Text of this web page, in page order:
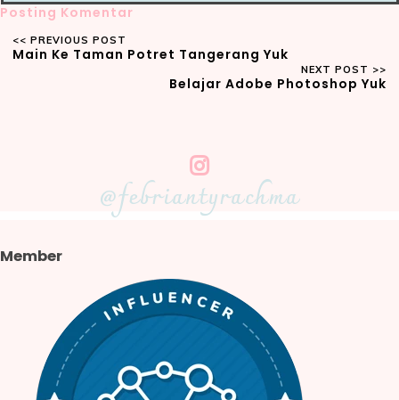
Posting Komentar
Main Ke Taman Potret Tangerang Yuk
Belajar Adobe Photoshop Yuk
@febriantyrachma
Member